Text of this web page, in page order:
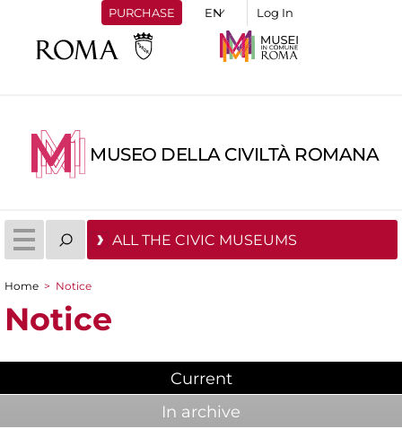
PURCHASE Log In
MUSEO DELLA CIVILTÀ ROMANA
ALL THE CIVIC MUSEUMS
You are here
Home > Notice
Notice
Current(active tab)
In archive